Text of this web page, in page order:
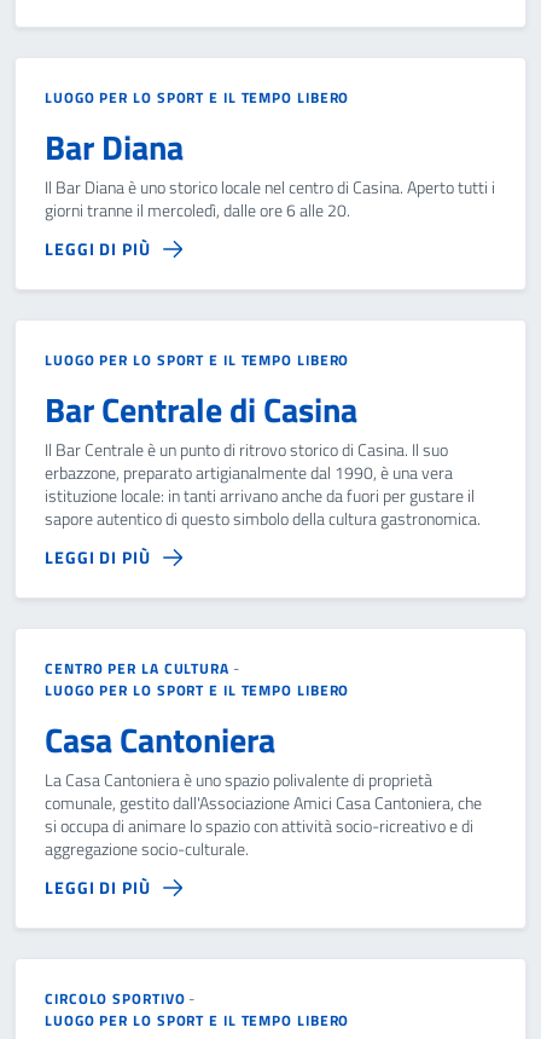
LUOGO PER LO SPORT E IL TEMPO LIBERO
Bar Diana
Il Bar Diana è uno storico locale nel centro di Casina. Aperto tutti i
giorni tranne il mercoledì, dalle ore 6 alle 20.
LEGGI DI PIÙ
LUOGO PER LO SPORT E IL TEMPO LIBERO
Bar Centrale di Casina
Il Bar Centrale è un punto di ritrovo storico di Casina. Il suo
erbazzone, preparato artigianalmente dal 1990, è una vera
istituzione locale: in tanti arrivano anche da fuori per gustare il
sapore autentico di questo simbolo della cultura gastronomica.
LEGGI DI PIÙ
CENTRO PER LA CULTURA -
LUOGO PER LO SPORT E IL TEMPO LIBERO
Casa Cantoniera
La Casa Cantoniera è uno spazio polivalente di proprietà
comunale, gestito dall'Associazione Amici Casa Cantoniera, che
si occupa di animare lo spazio con attività socio-ricreativo e di
aggregazione socio-culturale.
LEGGI DI PIÙ
CIRCOLO SPORTIVO -
LUOGO PER LO SPORT E IL TEMPO LIBERO